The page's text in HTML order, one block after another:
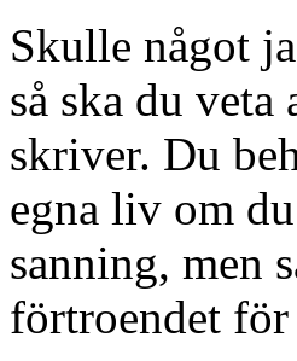
Skulle något
så ska du
skriver. Du
egna liv om
sanning, men
förtroendet